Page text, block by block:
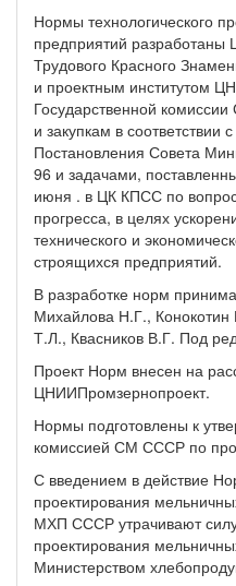
Нормы технологического
предприятий разработаны
Трудового Красного
и проектным институтом
Государственной
и закупкам в соответствии
Постановления Совета
96 и задачами,
июня . в ЦК КПСС по
прогресса, в целях
технического и
строящихся предприятий.
В разработке норм
Михайлова Н.Г.,
Т.Л., Квасников В.Г. Под
Проект Норм внесен на
ЦНИИПромзернопроект.
Нормы подготовлены к
комиссией СМ СССР по
С введением в действие
проектирования
МХП СССР утрачивают
проектирования
Министерством